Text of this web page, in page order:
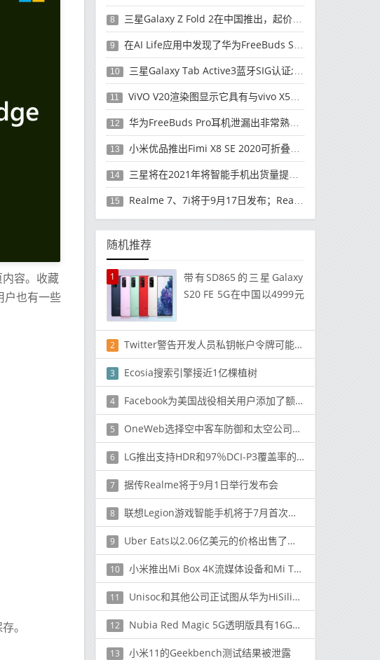
内容。收藏
户也有一些
。
8 三星Galaxy Z Fold 2在中国推出，起价为16,999元
9 在AI Life应用中发现了华为FreeBuds Studio耳机
10 三星Galaxy Tab Active3蓝牙SIG认证; 发布可能快要结束了
11 ViVO V20渲染图显示它具有与vivo X50 Pro类似的后部设计
12 华为FreeBuds Pro耳机泄漏出非常熟悉的设计
13 小米优品推出Fimi X8 SE 2020可折叠无人机
14 三星将在2021年将智能手机出货量提高至3亿部
15 Realme 7、7i将于9月17日发布；Realme 7i的完整规格并导致泄漏
随机推荐
1
带有SD865的三星Galaxy
S20 FE 5G在中国以4999元
2 Twitter警告开发人员私钥帐户令牌可能已经暴露
3 Ecosia搜索引擎接近1亿棵植树
4 Facebook为美国战役相关用户添加了额外的安全工具
5 OneWeb选择空中客车防御和太空公司作为卫星星座发射的制造合作伙
6 LG推出支持HDR和97％DCI-P3覆盖率的新型4K投影仪
7 据传Realme将于9月1日举行发布会
8 联想Legion游戏智能手机将于7月首次亮相
9 Uber Eats以2.06亿美元的价格出售了印度业务
10 小米推出Mi Box 4K流媒体设备和Mi True Wireless耳机2
11 Unisoc和其他公司正试图从华为HiSilicon挖人才
12 Nubia Red Magic 5G透明版具有16GB LPDDR5 RAM，售价5199元（735美元）
13 小米11的Geekbench测试结果被泄露